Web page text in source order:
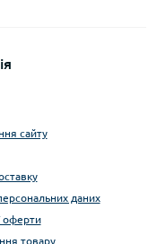
сайту
даних
оферти
товару